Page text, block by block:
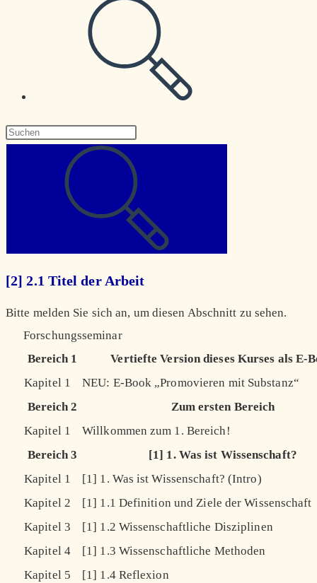
Diese
durchsuchen
[2] 2.1 Titel der Arbeit
Bitte melden Sie sich an, um diesen Abschnitt zu sehen.
Forschungsseminar
Bereich 1
Vertiefte Version dieses Kurses als E-
Kapitel 1
NEU: E-Book „Promovieren mit Substanz“
Bereich 2
Zum ersten Bereich
Kapitel 1
Willkommen zum 1. Bereich!
Bereich 3
[1] 1. Was ist Wissenschaft?
Kapitel 1
[1] 1. Was ist Wissenschaft? (Intro)
Kapitel 2
[1] 1.1 Definition und Ziele der Wissenschaft
Kapitel 3
[1] 1.2 Wissenschaftliche Disziplinen
Kapitel 4
[1] 1.3 Wissenschaftliche Methoden
Kapitel 5
[1] 1.4 Reflexion